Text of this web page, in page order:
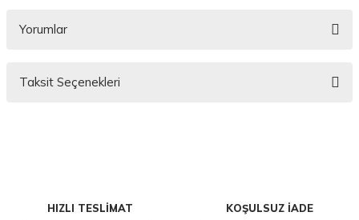
Yorumlar
Taksit Seçenekleri
HIZLI TESLİMAT KOŞULSUZ İADE